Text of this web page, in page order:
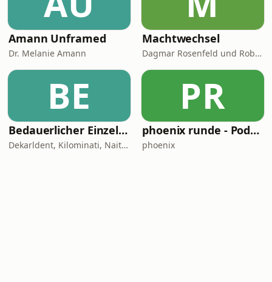
Amann Unframed
Dr. Melanie Amann
Machtwechsel
Dagmar Rosenfeld und Robin Alexander
BE
Bedauerlicher Einzelfall
Dekarldent, Kilominati, Naitan, JustKarsten, Abdul Chahin
PR
phoenix runde - Podcast
phoenix